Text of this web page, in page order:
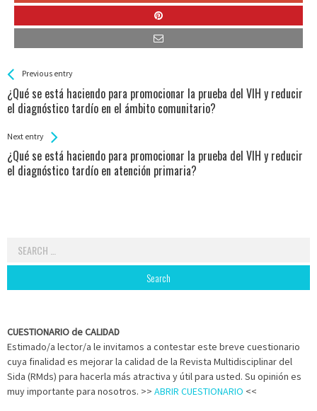
See more
Previous entry
¿Qué se está haciendo para promocionar la prueba del VIH y reducir
el diagnóstico tardío en el ámbito comunitario?
Back
All
Entries
Next entry
¿Qué se está haciendo para promocionar la prueba del VIH y reducir
el diagnóstico tardío en atención primaria?
Search
CUESTIONARIO de CALIDAD
Estimado/a lector/a le invitamos a contestar este breve cuestionario
cuya finalidad es mejorar la calidad de la Revista Multidisciplinar del
Sida (RMds) para hacerla más atractiva y útil para usted. Su opinión es
muy importante para nosotros. >> ABRIR CUESTIONARIO <<